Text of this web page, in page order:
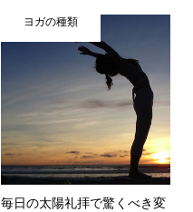
ヨガの種類
毎日の太陽礼拝で驚くべき変